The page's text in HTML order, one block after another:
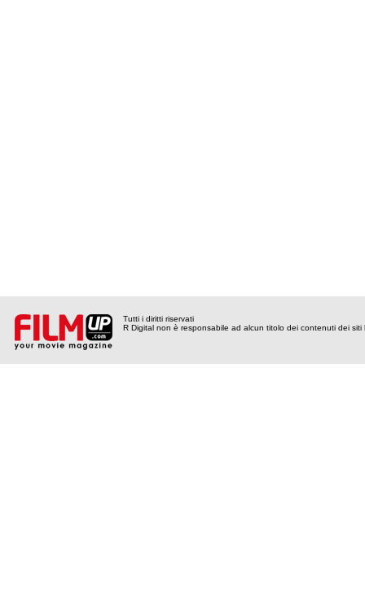
Tutti i diritti riservati
R Digital non è responsabile ad alcun titolo dei contenuti dei siti